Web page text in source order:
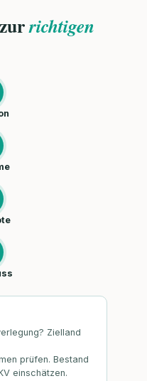
richtigen
Zielland
prüfen. Bestand
einschätzen.